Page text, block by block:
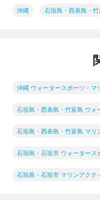
沖縄 石垣島・西表島・竹
沖縄 ウォータースポーツ・マ
石垣島・西表島・竹富島 ウォ
石垣島・西表島・竹富島 マリ
石垣島・石垣市 ウォータース
石垣島・石垣市 マリンアクテ